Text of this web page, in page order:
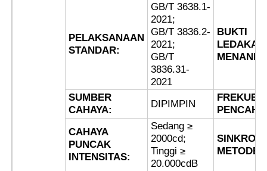
Wisata pabrik
Kontrol kualitas
Hubungi kami
PELAKSANAAN
STANDAR:
GB/T 3638.1-
2021;
GB/T 3836.2-
2021;
GB/T
3836.31-
2021
BUKTI
LEDAKAN
SUMBER
CAHAYA:
DIPIMPIN
CAHAYA
PUNCAK
INTENSITAS:
Sedang ≥
2000cd;
Tinggi ≥
20.000cdB
METODE: